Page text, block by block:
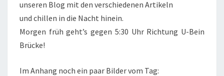
unseren Blog mit den verschiedenen Artikeln
und chillen in die Nacht hinein.
Morgen früh geht’s gegen 5:30 Uhr Richtung U-Bein
Brücke!
Im Anhang noch ein paar Bilder vom Tag: